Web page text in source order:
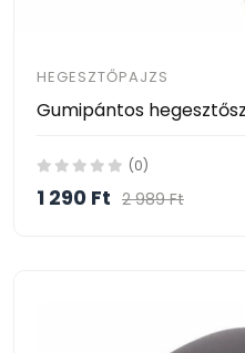
HEGESZTŐPAJZS
(0)
1 290 Ft 2 989 Ft